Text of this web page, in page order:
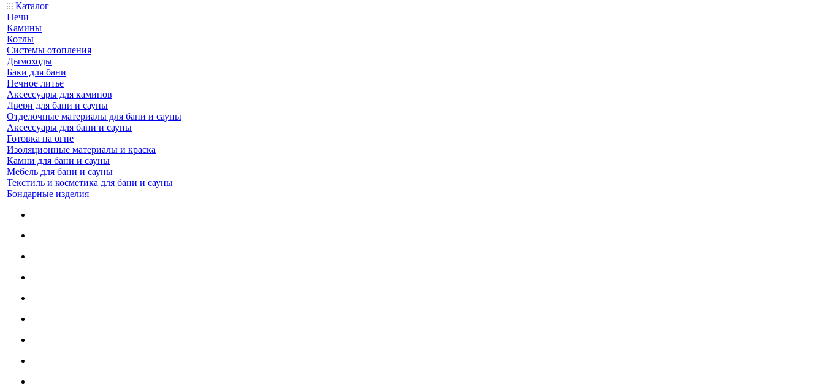
Каталог
Печи
Камины
Котлы
Системы отопления
Дымоходы
Баки для бани
Печное литье
Аксессуары для каминов
Двери для бани и сауны
Отделочные материалы для бани и сауны
Аксессуары для бани и сауны
Готовка на огне
Изоляционные материалы и краска
Камни для бани и сауны
Мебель для бани и сауны
Текстиль и косметика для бани и сауны
Бондарные изделия